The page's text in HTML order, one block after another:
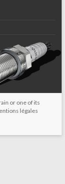
or one of its
légales